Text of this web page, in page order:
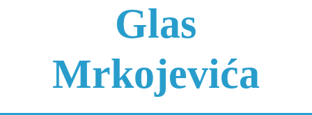
Glas
Mrkojevića